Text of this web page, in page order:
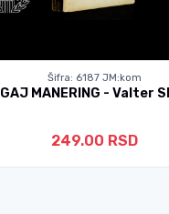
Šifra: 2163 JM:kom
KOD RUŠEVINA BABILONA -